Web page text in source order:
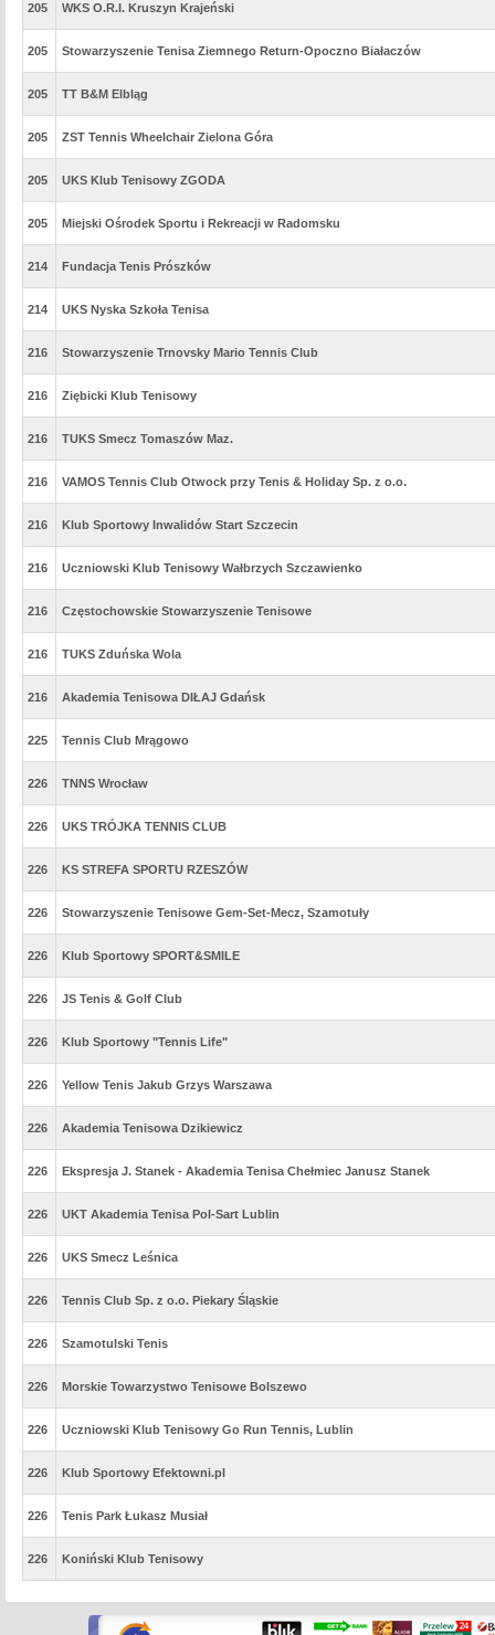
205 WKS O.R.I. Kruszyn Krajeński
205 Stowarzyszenie Tenisa Ziemnego Return-Opoczno Białaczów
205 TT B&M Elbląg
205 ZST Tennis Wheelchair Zielona Góra
205 UKS Klub Tenisowy ZGODA
205 Miejski Ośrodek Sportu i Rekreacji w Radomsku
214 Fundacja Tenis Prószków
214 UKS Nyska Szkoła Tenisa
216 Stowarzyszenie Trnovsky Mario Tennis Club
216 Ziębicki Klub Tenisowy
216 TUKS Smecz Tomaszów Maz.
216 VAMOS Tennis Club Otwock przy Tenis & Holiday Sp. z o.o.
216 Klub Sportowy Inwalidów Start Szczecin
216 Uczniowski Klub Tenisowy Wałbrzych Szczawienko
216 Częstochowskie Stowarzyszenie Tenisowe
216 TUKS Zduńska Wola
216 Akademia Tenisowa DIŁAJ Gdańsk
225 Tennis Club Mrągowo
226 TNNS Wrocław
226 UKS TRÓJKA TENNIS CLUB
226 KS STREFA SPORTU RZESZÓW
226 Stowarzyszenie Tenisowe Gem-Set-Mecz, Szamotuły
226 Klub Sportowy SPORT&SMILE
226 JS Tenis & Golf Club
226 Klub Sportowy "Tennis Life"
226 Yellow Tenis Jakub Grzys Warszawa
226 Akademia Tenisowa Dzikiewicz
226 Ekspresja J. Stanek - Akademia Tenisa Chełmiec Janusz Stanek
226 UKT Akademia Tenisa Pol-Sart Lublin
226 UKS Smecz Leśnica
226 Tennis Club Sp. z o.o. Piekary Śląskie
226 Szamotulski Tenis
226 Morskie Towarzystwo Tenisowe Bolszewo
226 Uczniowski Klub Tenisowy Go Run Tennis, Lublin
226 Klub Sportowy Efektowni.pl
226 Tenis Park Łukasz Musiał
226 Koniński Klub Tenisowy